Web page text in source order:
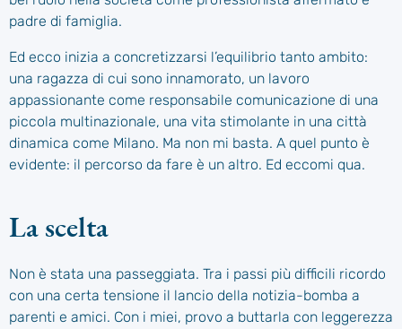
padre di famiglia.
Ed ecco inizia a concretizzarsi l’equilibrio tanto ambito:
una ragazza di cui sono innamorato, un lavoro
appassionante come responsabile comunicazione di una
piccola multinazionale, una vita stimolante in una città
dinamica come Milano. Ma non mi basta. A quel punto è
evidente: il percorso da fare è un altro. Ed eccomi qua.
La scelta
Non è stata una passeggiata. Tra i passi più difficili ricordo
con una certa tensione il lancio della notizia-bomba a
parenti e amici. Con i miei, provo a buttarla con leggerezza